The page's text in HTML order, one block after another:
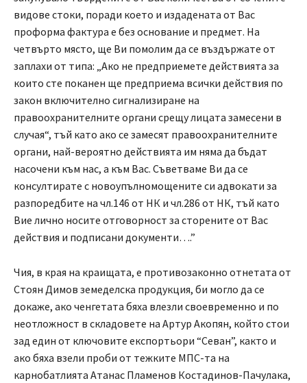
видове стоки, поради което и издадената от Вас
проформа фактура е без основание и предмет. На
четвърто място, ще Ви помолим да се въздържате от
заплахи от типа: „Ако не предприемете действията за
които сте поканен ще предприема всички действия по
закон включително сигнализиране на
правоохранителните органи срещу лицата замесени в
случая“, тъй като ако се замесят правоохранителните
органи, най-вероятно действията им няма да бъдат
насочени към нас, а към Вас. Съветваме Ви да се
консултирате с новоупълномощените си адвокати за
разпоредбите на чл.146 от НК и чл.286 от НК, тъй като
Вие лично носите отговорност за сторените от Вас
действия и подписани документи….”
Чия, в края на краищата, е противозаконно отнетата от
Стоян Димов земеделска продукция, би могло да се
докаже, ако ченгетата бяха влезли своевременно и по
неотложност в складовете на Артур Акопян, който стои
зад един от ключовите експортьори “Севан”, както и
ако бяха взели проби от тежките МПС-та на
карнобатлията Атанас Пламенов Костадинов-Пачулака,